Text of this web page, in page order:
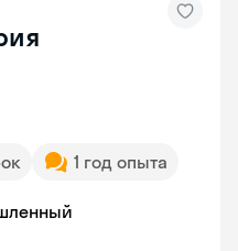
1 год опыта